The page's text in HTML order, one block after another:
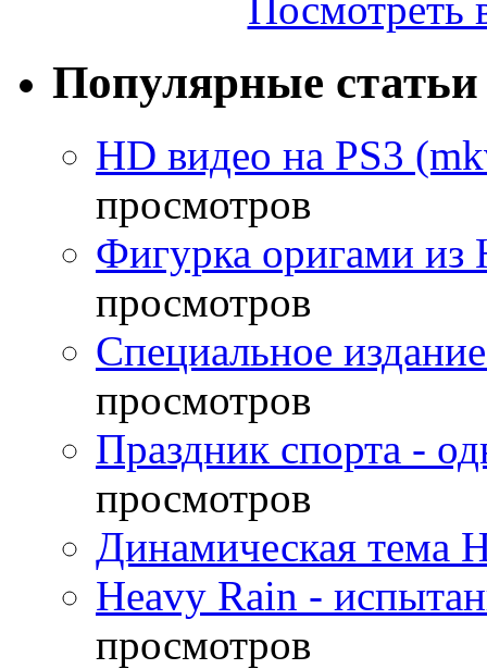
Популярные статьи
HD видео на PS3
просмотров
Фигурка оригами из
просмотров
Специальное
просмотров
Праздник спорта -
просмотров
Динамическая тема
Heavy Rain -
просмотров